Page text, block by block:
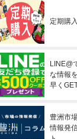
定期購入
LINE@
な情報
早く
豊洲市
情報発